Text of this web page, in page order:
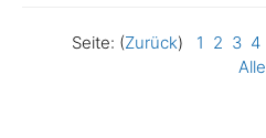
Seite: (Zurück) 1 2 3 4
Alle